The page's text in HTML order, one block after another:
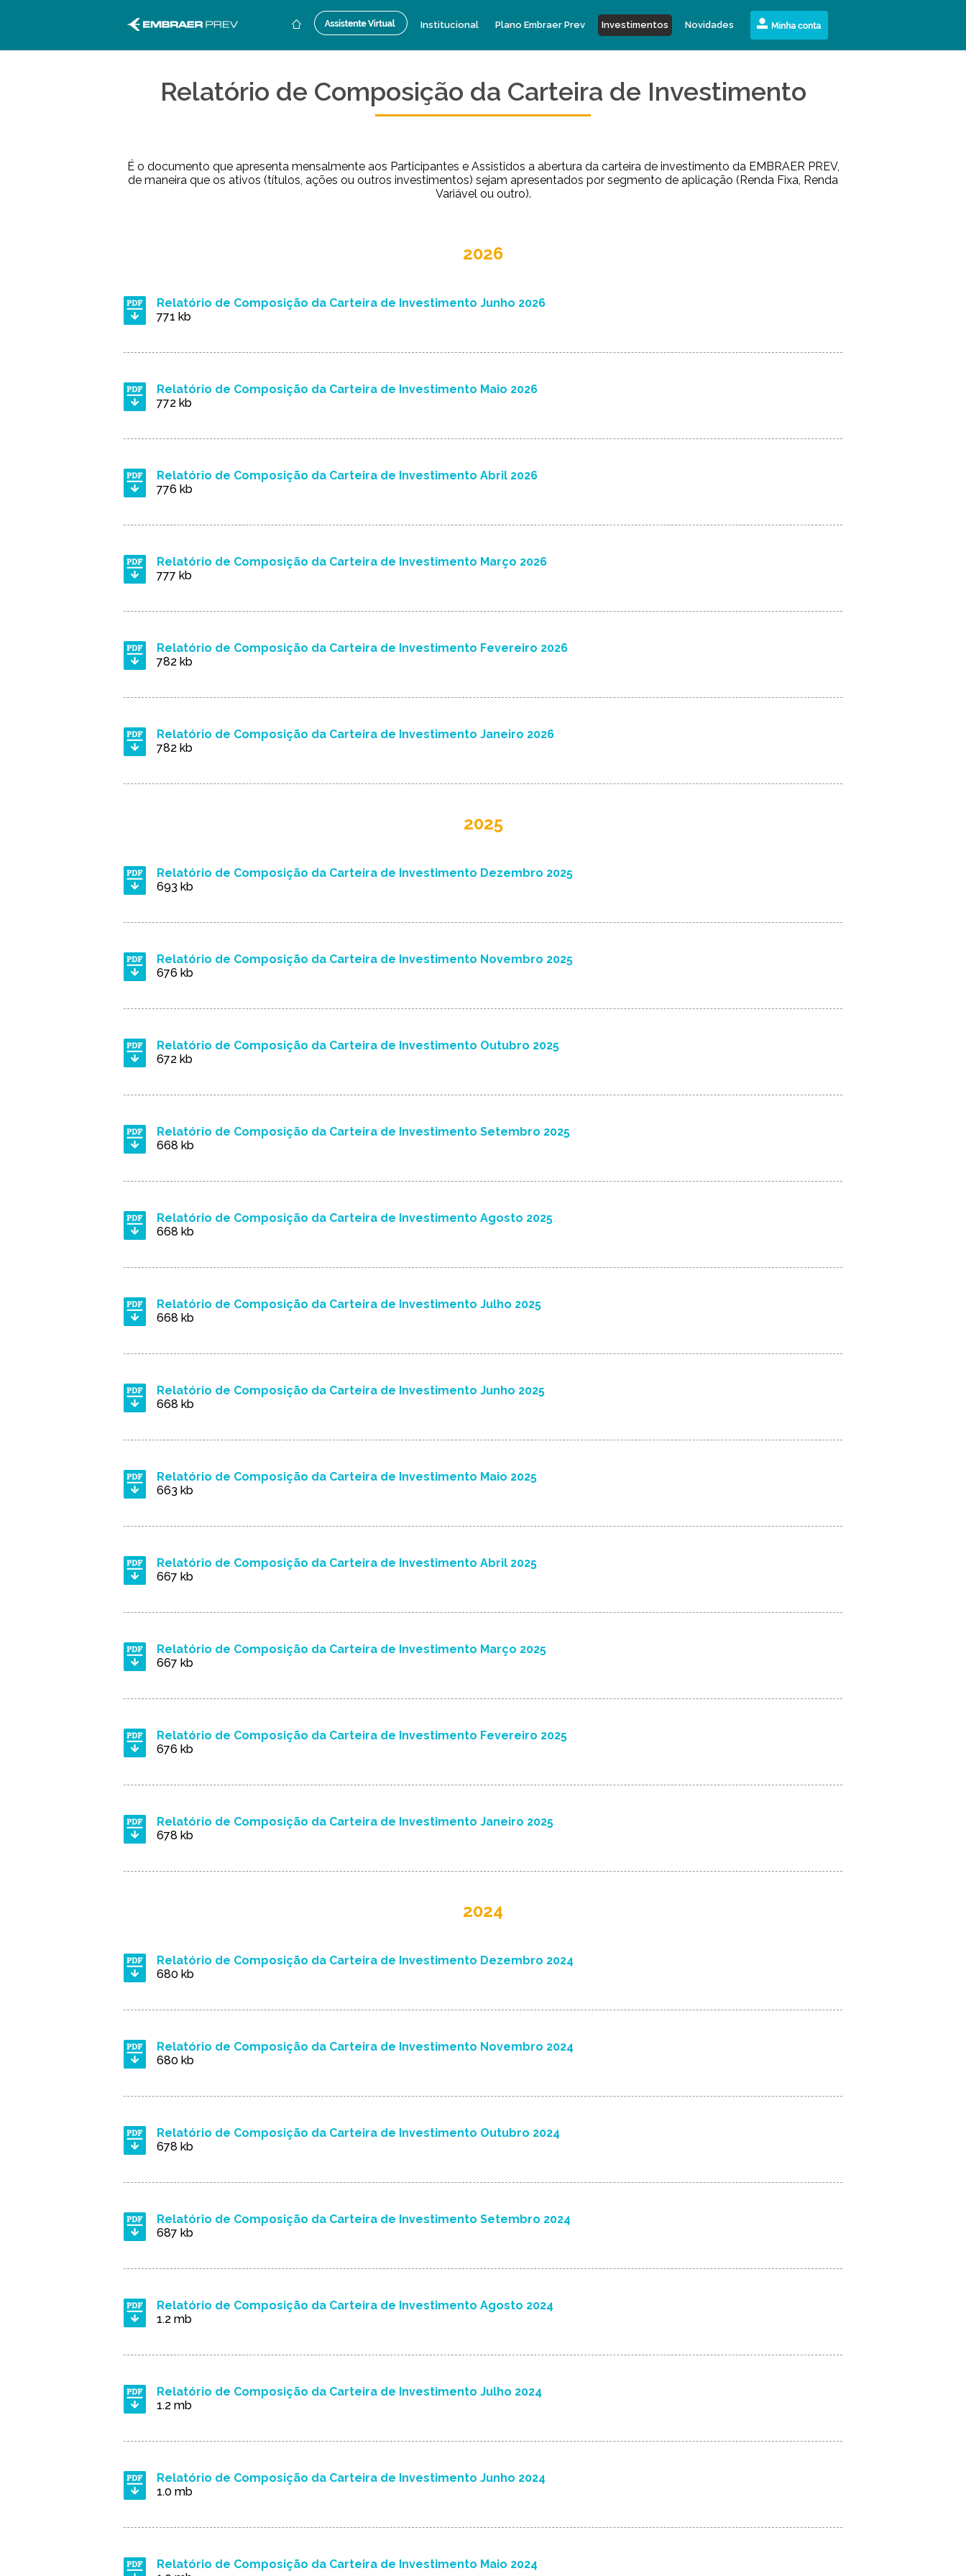
Institucional Plano Embraer Prev Investimentos Novidades
Relatório de Composição da Carteira de Investimento
É o documento que apresenta mensalmente aos Participantes e Assistidos a abertura da carteira de investimento da EMBRAER PREV,
de maneira que os ativos (títulos, ações ou outros investimentos) sejam apresentados por segmento de aplicação (Renda Fixa, Renda
Variável ou outro).
2026
Relatório de Composição da Carteira de Investimento Junho 2026
771 kb
Relatório de Composição da Carteira de Investimento Maio 2026
772 kb
Relatório de Composição da Carteira de Investimento Abril 2026
776 kb
Relatório de Composição da Carteira de Investimento Março 2026
777 kb
Relatório de Composição da Carteira de Investimento Fevereiro 2026
782 kb
Relatório de Composição da Carteira de Investimento Janeiro 2026
782 kb
2025
Relatório de Composição da Carteira de Investimento Dezembro 2025
693 kb
Relatório de Composição da Carteira de Investimento Novembro 2025
676 kb
Relatório de Composição da Carteira de Investimento Outubro 2025
672 kb
Relatório de Composição da Carteira de Investimento Setembro 2025
668 kb
Relatório de Composição da Carteira de Investimento Agosto 2025
668 kb
Relatório de Composição da Carteira de Investimento Julho 2025
668 kb
Relatório de Composição da Carteira de Investimento Junho 2025
668 kb
Relatório de Composição da Carteira de Investimento Maio 2025
663 kb
Relatório de Composição da Carteira de Investimento Abril 2025
667 kb
Relatório de Composição da Carteira de Investimento Março 2025
667 kb
Relatório de Composição da Carteira de Investimento Fevereiro 2025
676 kb
Relatório de Composição da Carteira de Investimento Janeiro 2025
678 kb
2024
Relatório de Composição da Carteira de Investimento Dezembro 2024
680 kb
Relatório de Composição da Carteira de Investimento Novembro 2024
680 kb
Relatório de Composição da Carteira de Investimento Outubro 2024
678 kb
Relatório de Composição da Carteira de Investimento Setembro 2024
687 kb
Relatório de Composição da Carteira de Investimento Agosto 2024
1.2 mb
Relatório de Composição da Carteira de Investimento Julho 2024
1.2 mb
Relatório de Composição da Carteira de Investimento Junho 2024
1.0 mb
Relatório de Composição da Carteira de Investimento Maio 2024